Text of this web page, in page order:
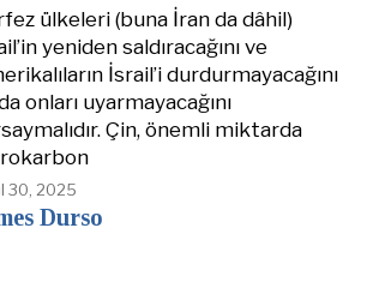
ülkeleri (buna İran da dâhil)
yeniden saldıracağını ve
İsrail’i durdurmayacağını
onları uyarmayacağını
Çin, önemli miktarda
30, 2025
Durso